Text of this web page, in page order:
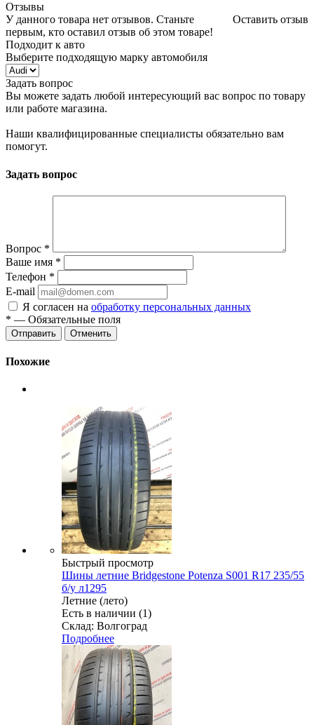
Отзывы
Оставить отзыв
У данного товара нет отзывов. Станьте
первым, кто оставил отзыв об этом товаре!
Подходит к авто
Выберите подходящую марку автомобиля
Задать вопрос
Вы можете задать любой интересующий вас вопрос по товару
или работе магазина.
Наши квалифицированные специалисты обязательно вам
помогут.
Задать вопрос
Вопрос *
Ваше имя *
Телефон *
E-mail
Я согласен на обработку персональных данных
* — Обязательные поля
Отменить
Похожие
Быстрый просмотр
Шины летние Bridgestone Potenza S001 R17 235/55
б/у л1295
Летние (лето)
Есть в наличии (1)
Склад: Волгоград
Подробнее